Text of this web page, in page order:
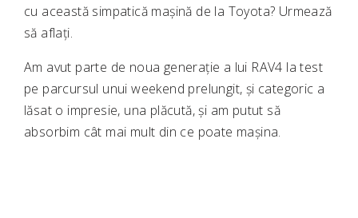
cu această simpatică mașină de la Toyota? Urmează
să aflați.
Am avut parte de noua generație a lui RAV4 la test
pe parcursul unui weekend prelungit, și categoric a
lăsat o impresie, una plăcută, și am putut să
absorbim cât mai mult din ce poate mașina.